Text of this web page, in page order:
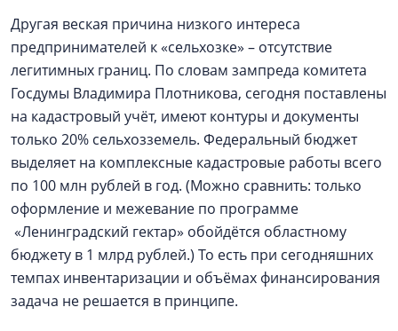
Другая веская причина низкого интереса
предпринимателей к «сельхозке» – отсутствие
легитимных границ. По словам зампреда комитета
Госдумы Владимира Плотникова, сегодня поставлены
на кадастровый учёт, имеют контуры и документы
только 20% сельхозземель. Федеральный бюджет
выделяет на комплексные кадастровые работы всего
по 100 млн рублей в год. (Можно сравнить: только
оформление и межевание по программе
«Ленинградский гектар» обойдётся областному
бюджету в 1 млрд рублей.) То есть при сегодняшних
темпах инвентаризации и объёмах финансирования
задача не решается в принципе.